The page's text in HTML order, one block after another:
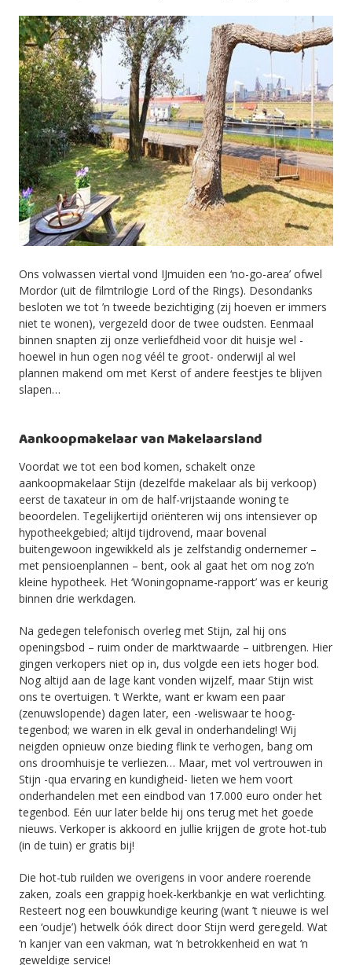
Ons volwassen viertal vond IJmuiden een ‘no-go-area’ ofwel
Mordor (uit de filmtrilogie Lord of the Rings). Desondanks
besloten we tot ’n tweede bezichtiging (zij hoeven er immers
niet te wonen), vergezeld door de twee oudsten. Eenmaal
binnen snapten zij onze verliefdheid voor dit huisje wel -
hoewel in hun ogen nog véél te groot- onderwijl al wel
plannen makend om met Kerst of andere feestjes te blijven
slapen…
Aankoopmakelaar van Makelaarsland
Voordat we tot een bod komen, schakelt onze
aankoopmakelaar Stijn (dezelfde makelaar als bij verkoop)
eerst de taxateur in om de half-vrijstaande woning te
beoordelen. Tegelijkertijd oriënteren wij ons intensiever op
hypotheekgebied; altijd tijdrovend, maar bovenal
buitengewoon ingewikkeld als je zelfstandig ondernemer –
met pensioenplannen – bent, ook al gaat het om nog zo‘n
kleine hypotheek. Het ‘Woningopname-rapport’ was er keurig
binnen drie werkdagen.
Na gedegen telefonisch overleg met Stijn, zal hij ons
openingsbod – ruim onder de marktwaarde – uitbrengen. Hier
gingen verkopers niet op in, dus volgde een iets hoger bod.
Nog altijd aan de lage kant vonden wijzelf, maar Stijn wist
ons te overtuigen. ’t Werkte, want er kwam een paar
(zenuwslopende) dagen later, een -weliswaar te hoog-
tegenbod; we waren in elk geval in onderhandeling! Wij
neigden opnieuw onze bieding flink te verhogen, bang om
ons droomhuisje te verliezen… Maar, met vol vertrouwen in
Stijn -qua ervaring en kundigheid- lieten we hem voort
onderhandelen met een eindbod van 17.000 euro onder het
tegenbod. Eén uur later belde hij ons terug met het goede
nieuws. Verkoper is akkoord en jullie krijgen de grote hot-tub
(in de tuin) er gratis bij!
Die hot-tub ruilden we overigens in voor andere roerende
zaken, zoals een grappig hoek-kerkbankje en wat verlichting.
Resteert nog een bouwkundige keuring (want ’t nieuwe is wel
een ‘oudje’) hetwelk óók direct door Stijn werd geregeld. Wat
‘n kanjer van een vakman, wat ’n betrokkenheid en wat ‘n
geweldige service!